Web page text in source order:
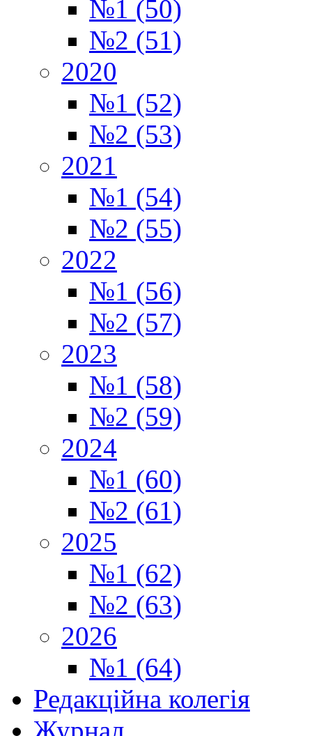
№1 (50)
№2 (51)
2020
№1 (52)
№2 (53)
2021
№1 (54)
№2 (55)
2022
№1 (56)
№2 (57)
2023
№1 (58)
№2 (59)
2024
№1 (60)
№2 (61)
2025
№1 (62)
№2 (63)
2026
№1 (64)
Редакційна колегія